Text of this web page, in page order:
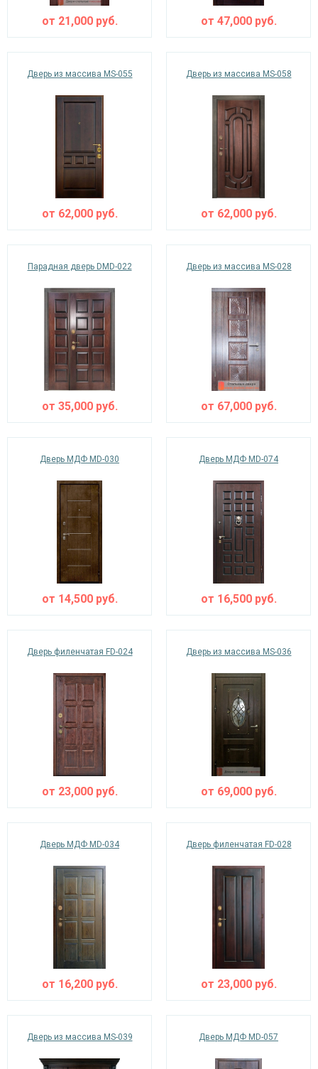
от 21,000руб. от 47,000руб.
Дверь из массива MS-055
от 62,000руб.
Дверь из массива MS-058
от 62,000руб.
Парадная дверь DMD-022
от 35,000руб.
Дверь из массива MS-028
от 67,000руб.
Дверь МДФ MD-030
от 14,500руб.
Дверь МДФ MD-074
от 16,500руб.
Дверь филенчатая FD-024
от 23,000руб.
Дверь из массива MS-036
от 69,000руб.
Дверь МДФ MD-034
от 16,200руб.
Дверь филенчатая FD-028
от 23,000руб.
Дверь из массива MS-039 Дверь МДФ MD-057